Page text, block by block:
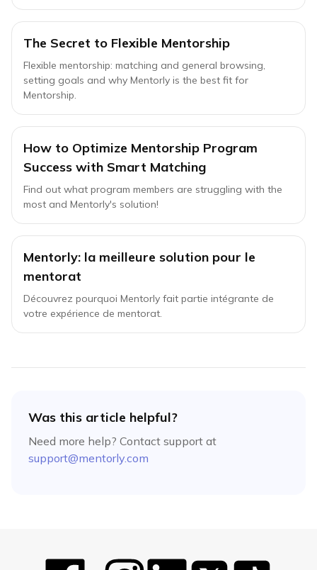
The Secret to Flexible Mentorship
Flexible mentorship: matching and general browsing,
setting goals and why Mentorly is the best fit for
Mentorship.
How to Optimize Mentorship Program
Success with Smart Matching
Find out what program members are struggling with the
most and Mentorly's solution!
Mentorly: la meilleure solution pour le
mentorat
Découvrez pourquoi Mentorly fait partie intégrante de
votre expérience de mentorat.
Was this article helpful?
Need more help? Contact support at
support@mentorly.com